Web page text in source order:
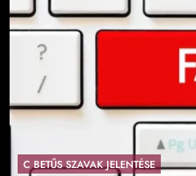
C BETŰS SZAVAK JELENTÉSE